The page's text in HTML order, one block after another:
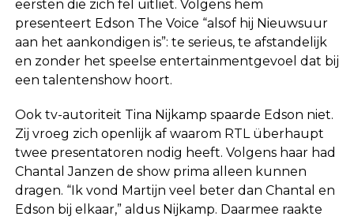
eersten die zich fel uitliet. Volgens hem
presenteert Edson The Voice “alsof hij Nieuwsuur
aan het aankondigen is”: te serieus, te afstandelijk
en zonder het speelse entertainmentgevoel dat bij
een talentenshow hoort.
Ook tv-autoriteit Tina Nijkamp spaarde Edson niet.
Zij vroeg zich openlijk af waarom RTL überhaupt
twee presentatoren nodig heeft. Volgens haar had
Chantal Janzen de show prima alleen kunnen
dragen. “Ik vond Martijn veel beter dan Chantal en
Edson bij elkaar,” aldus Nijkamp. Daarmee raakte